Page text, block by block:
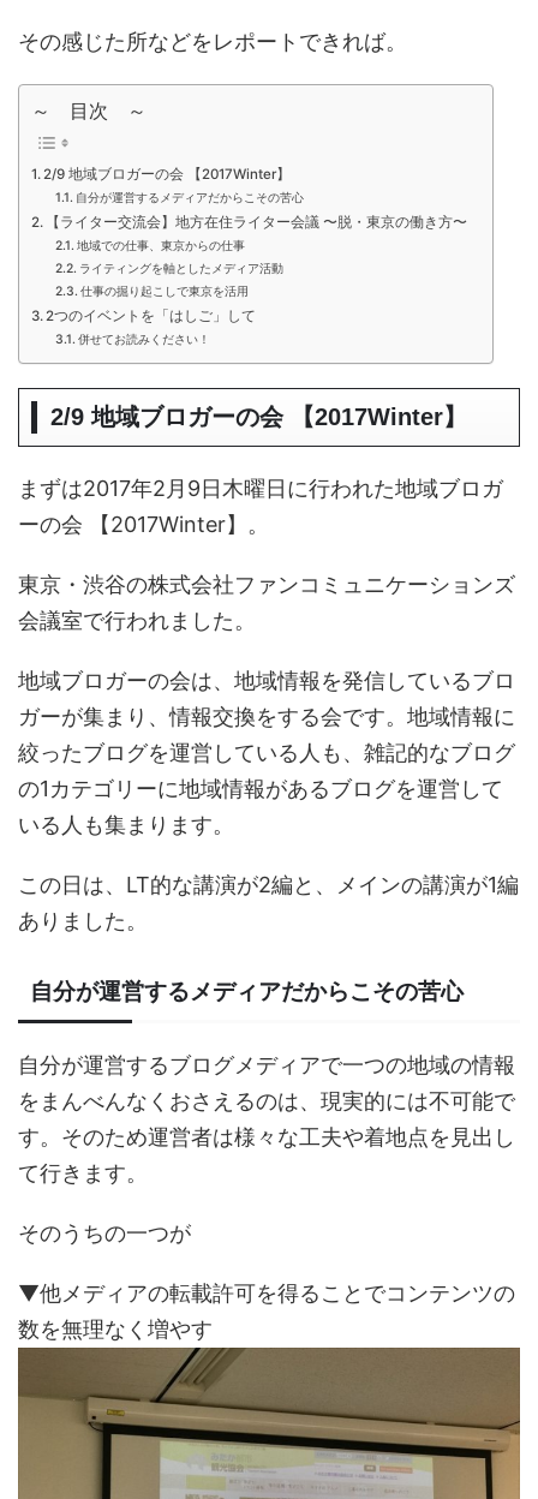
その感じた所などをレポートできれば。
～ 目次 ～
2/9 地域ブロガーの会 【2017Winter】
自分が運営するメディアだからこその苦心
【ライター交流会】地方在住ライター会議 〜脱・東京の働き方〜
地域での仕事、東京からの仕事
ライティングを軸としたメディア活動
仕事の掘り起こしで東京を活用
2つのイベントを「はしご」して
併せてお読みください！
2/9 地域ブロガーの会 【2017Winter】
まずは2017年2月9日木曜日に行われた地域ブロガ
ーの会 【2017Winter】。
東京・渋谷の株式会社ファンコミュニケーションズ
会議室で行われました。
地域ブロガーの会は、地域情報を発信しているブロ
ガーが集まり、情報交換をする会です。地域情報に
絞ったブログを運営している人も、雑記的なブログ
の1カテゴリーに地域情報があるブログを運営して
いる人も集まります。
この日は、LT的な講演が2編と、メインの講演が1編
ありました。
自分が運営するメディアだからこその苦心
自分が運営するブログメディアで一つの地域の情報
をまんべんなくおさえるのは、現実的には不可能で
す。そのため運営者は様々な工夫や着地点を見出し
て行きます。
そのうちの一つが
▼他メディアの転載許可を得ることでコンテンツの
数を無理なく増やす